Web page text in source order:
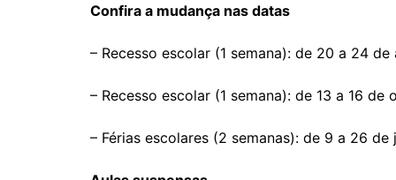
Confira a mudança nas datas
– Recesso escolar (1 semana): de 20 a 24
– Recesso escolar (1 semana): de 13 a 16
– Férias escolares (2 semanas): de 9 a 26